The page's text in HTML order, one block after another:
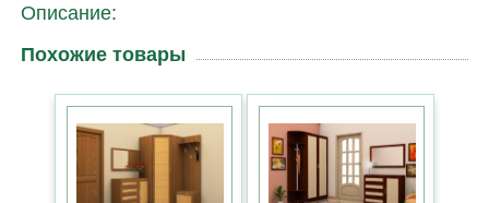
Описание:
Похожие товары